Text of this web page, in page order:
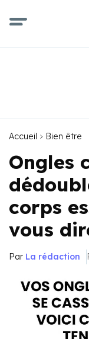
Accueil Bien être
Ongles
corps
vous
Par La rédaction